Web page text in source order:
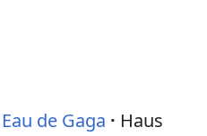
Eau de Gaga · Haus